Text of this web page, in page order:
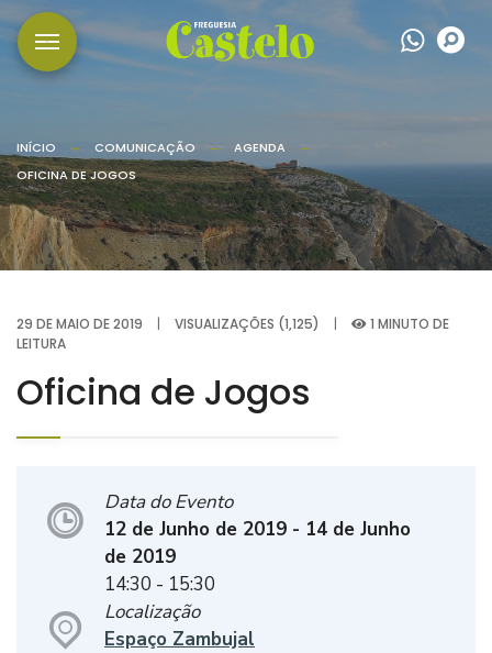
INÍCIO COMUNICAÇÃO
AGENDA
OFICINA DE JOGOS
29 DE MAIO DE 2019 | VISUALIZAÇÕES (1,125) |
1 MINUTO DE
LEITURA
Oficina de Jogos
Data do Evento
12 de Junho de 2019 - 14 de Junho
de 2019
14:30 - 15:30
Localização
Espaço Zambujal